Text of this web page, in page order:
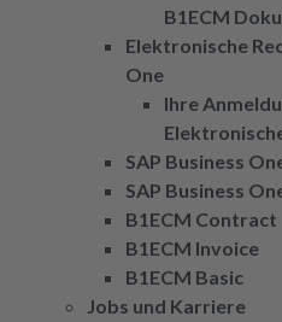
B1ECM
Elektronische
One
Ihre
SAP Business
SAP Business
B1ECM Contract
B1ECM Invoice
B1ECM Basic
Jobs und Karriere